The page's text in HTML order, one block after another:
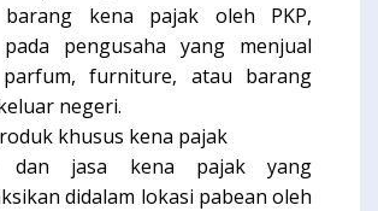
barang kena pajak oleh PKP,
pengusaha yang menjual
furniture, atau barang
negeri.
khusus kena pajak
dan jasa kena pajak yang
didalam lokasi pabean oleh